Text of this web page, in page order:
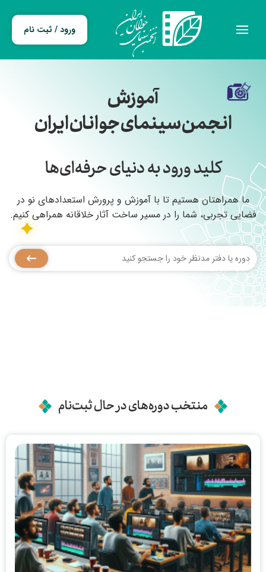
ورود / ثبت نام
آموزش
انجمن سینمای جوانان ایران
کلید ورود به دنیای حرفه‌ای‌ها
ما همراهتان هستیم تا با آموزش و پرورش استعدادهای نو در
فضایی تجربی، شما را در مسیر ساخت آثار خلاقانه همراهی کنیم.
منتخب دوره‌های در حال ثبت‌نام